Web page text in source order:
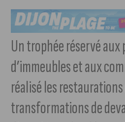
Un trophée réservé
d’immeubles et aux
réalisé les
transformations de